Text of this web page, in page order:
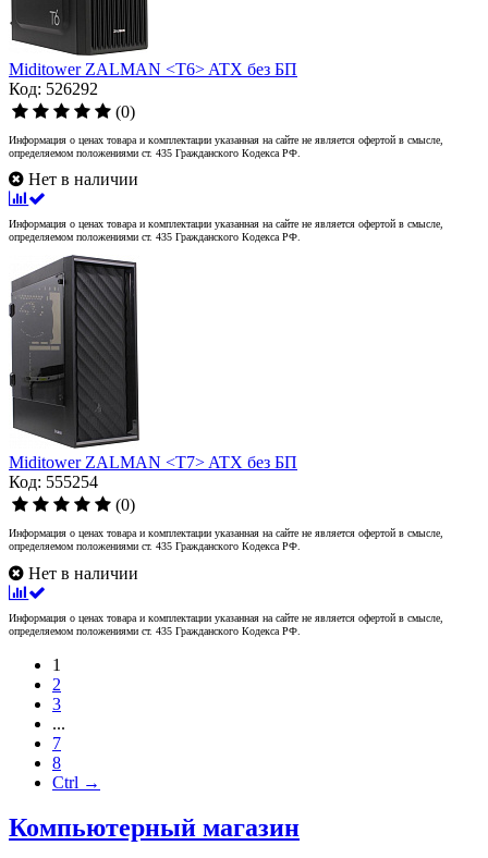
Miditower ZALMAN <T6> ATX без БП
Код: 526292
(0)
Информация о ценах товара и комплектации указанная на сайте не является офертой в смысле,
определяемом положениями ст. 435 Гражданского Кодекса РФ.
Нет в наличии
Информация о ценах товара и комплектации указанная на сайте не является офертой в смысле,
определяемом положениями ст. 435 Гражданского Кодекса РФ.
Miditower ZALMAN <T7> ATX без БП
Код: 555254
(0)
Информация о ценах товара и комплектации указанная на сайте не является офертой в смысле,
определяемом положениями ст. 435 Гражданского Кодекса РФ.
Нет в наличии
Информация о ценах товара и комплектации указанная на сайте не является офертой в смысле,
определяемом положениями ст. 435 Гражданского Кодекса РФ.
1
2
3
...
7
8
Ctrl →
Компьютерный магазин